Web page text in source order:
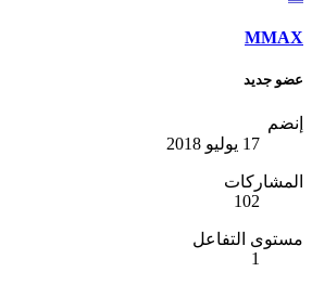
MMAX
عضو جديد
إنضم
17 يوليو 2018
المشاركات
102
مستوى التفاعل
1